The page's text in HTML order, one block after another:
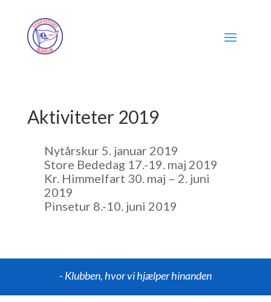
Aktiviteter 2019
Nytårskur 5. januar 2019
Store Bededag 17.-19. maj 2019
Kr. Himmelfart 30. maj – 2. juni
2019
Pinsetur 8.-10. juni 2019
- Klubben, hvor vi hjælper hinanden